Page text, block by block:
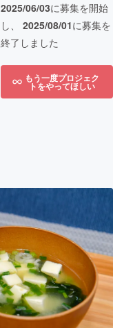
2025/06/03に募集を開始
し、 2025/08/01に募集を
終了しました
もう一度プロジェク
トをやってほしい